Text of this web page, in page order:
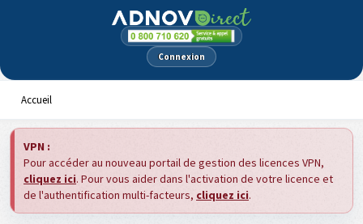
Panneau de gestion des cookies
Connexion
Accueil
VPN :
Pour accéder au nouveau portail de gestion des licences VPN,
cliquez ici. Pour vous aider dans l'activation de votre licence et
de l'authentification multi-facteurs, cliquez ici.